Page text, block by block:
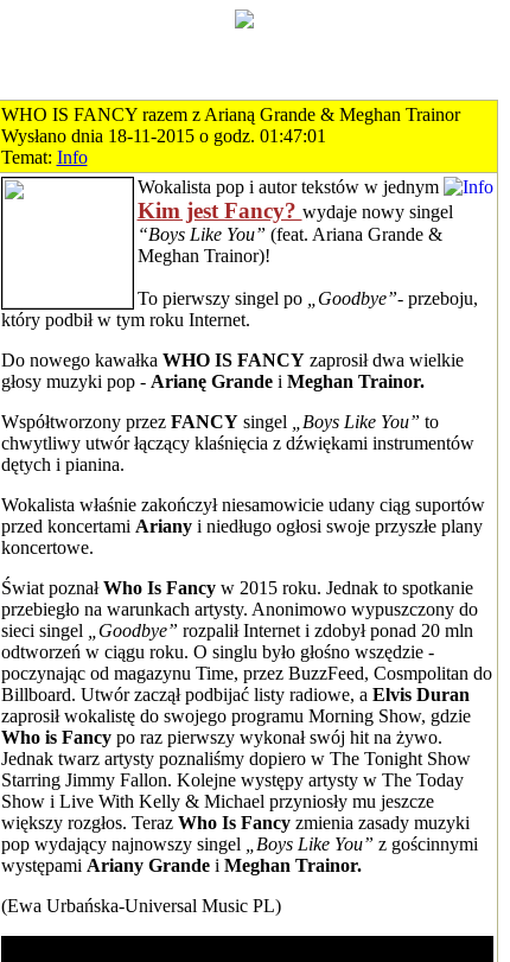
WHO IS FANCY razem z Arianą Grande & Meghan Trainor
Wysłano dnia 18-11-2015 o godz. 01:47:01
Temat: Info
Wokalista pop i autor tekstów w jednym
Kim jest Fancy? wydaje nowy singel
“Boys Like You” (feat. Ariana Grande &
Meghan Trainor)!
To pierwszy singel po „Goodbye”- przeboju,
który podbił w tym roku Internet.
Do nowego kawałka WHO IS FANCYzaprosił dwa wielkie
głosy muzyki pop - Arianę Grandei Meghan Trainor.
Współtworzony przez FANCYsingel „Boys Like You” to
chwytliwy utwór łączący klaśnięcia z dźwiękami instrumentów
dętych i pianina.
Wokalista właśnie zakończył niesamowicie udany ciąg suportów
przed koncertami Arianyi niedługo ogłosi swoje przyszłe plany
koncertowe.
Świat poznałWho Is Fancyw 2015 roku. Jednak to spotkanie
przebiegło na warunkach artysty. Anonimowo wypuszczony do
sieci singel
„Goodbye” rozpalił Internet i zdobył ponad 20 mln
odtworzeń w ciągu roku. O singlu było głośno wszędzie -
poczynając od magazynu Time, przez BuzzFeed, Cosmpolitan do
Billboard. Utwór zaczął podbijać listy radiowe, a Elvis Duran
zaprosił wokalistę do swojego programu Morning Show, gdzie
Who is Fancypo raz pierwszy wykonał swój hit na żywo.
Jednak twarz artysty poznaliśmy dopiero w The Tonight Show
Starring Jimmy Fallon. Kolejne występy artysty w The Today
Show i Live With Kelly & Michael przyniosły mu jeszcze
większy rozgłos. Teraz Who Is Fancyzmienia zasady muzyki
pop wydający najnowszy singel
„Boys Like You” z gościnnymi
występami Ariany Grandei Meghan Trainor.
(Ewa Urbańska-Universal Music PL)